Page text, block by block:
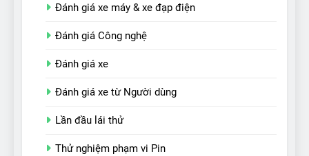
Đánh giá xe máy & xe đạp điện
Đánh giá Công nghệ
Đánh giá xe
Đánh giá xe từ Người dùng
Lần đầu lái thử
Thử nghiệm phạm vi Pin